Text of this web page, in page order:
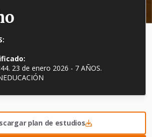
23 de enero 2026 - 7 AÑOS.
plan de estudios